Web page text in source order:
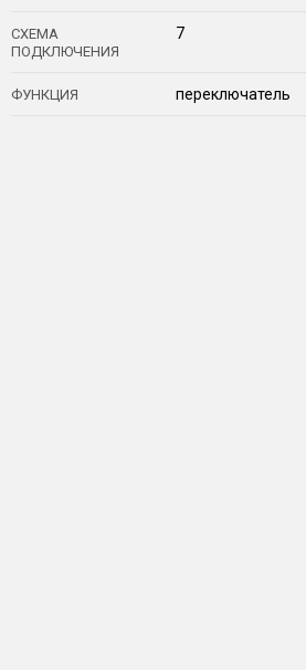
СХЕМА
ПОДКЛЮЧЕНИЯ
7
ФУНКЦИЯ переключатель